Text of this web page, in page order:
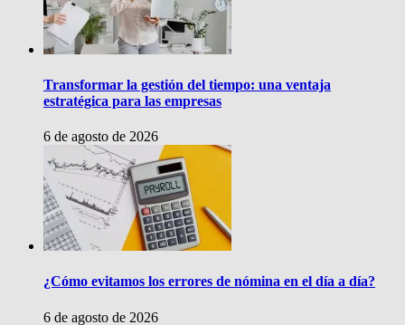
Transformar la gestión del tiempo: una ventaja
estratégica para las empresas
6 de agosto de 2026
¿Cómo evitamos los errores de nómina en el día a día?
6 de agosto de 2026